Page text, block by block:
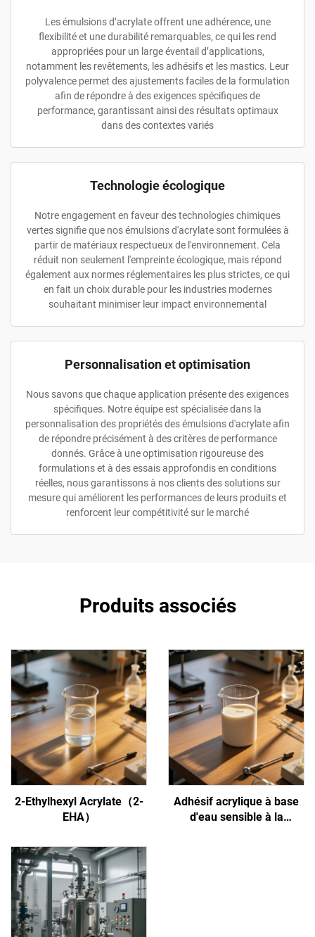
Les émulsions d’acrylate offrent une adhérence, une
flexibilité et une durabilité remarquables, ce qui les rend
appropriées pour un large éventail d’applications,
notamment les revêtements, les adhésifs et les mastics. Leur
polyvalence permet des ajustements faciles de la formulation
afin de répondre à des exigences spécifiques de
performance, garantissant ainsi des résultats optimaux
dans des contextes variés
Technologie écologique
Notre engagement en faveur des technologies chimiques
vertes signifie que nos émulsions d'acrylate sont formulées à
partir de matériaux respectueux de l'environnement. Cela
réduit non seulement l'empreinte écologique, mais répond
également aux normes réglementaires les plus strictes, ce qui
en fait un choix durable pour les industries modernes
souhaitant minimiser leur impact environnemental
Personnalisation et optimisation
Nous savons que chaque application présente des exigences
spécifiques. Notre équipe est spécialisée dans la
personnalisation des propriétés des émulsions d'acrylate afin
de répondre précisément à des critères de performance
donnés. Grâce à une optimisation rigoureuse des
formulations et à des essais approfondis en conditions
réelles, nous garantissons à nos clients des solutions sur
mesure qui améliorent les performances de leurs produits et
renforcent leur compétitivité sur le marché
Produits associés
2-Ethylhexyl Acrylate（2-
EHA）
Adhésif acrylique à base
d'eau sensible à la